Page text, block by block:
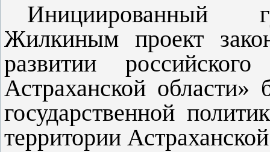
Инициированный
Жилкиным проект
развитии
Астраханской
государственной
территории